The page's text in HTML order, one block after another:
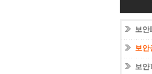
보안
보안
보안